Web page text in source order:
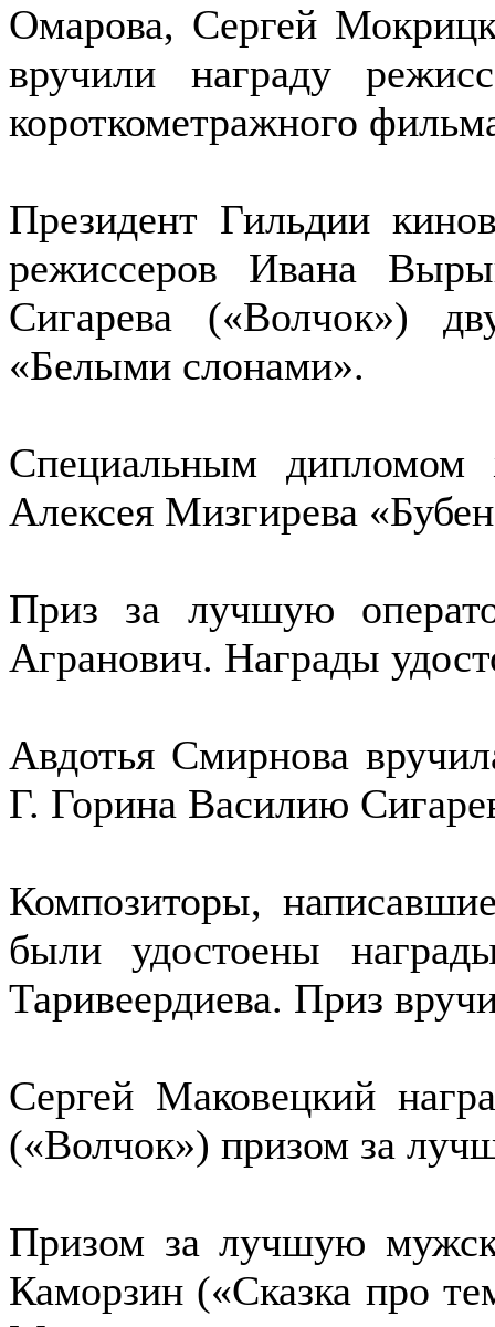
Омарова, Сергей
вручили награду
короткометражного
Президент Гильдии
режиссеров Ивана
Сигарева («Волчок»)
«Белыми слонами».
Специальным
Алексея Мизгирева
Приз за лучшую
Агранович. Награды
Авдотья Смирнова
Г. Горина Василию
Композиторы,
были удостоены
Таривеердиева. Приз
Сергей Маковецкий
(«Волчок») призом за
Призом за лучшую
Каморзин («Сказка про